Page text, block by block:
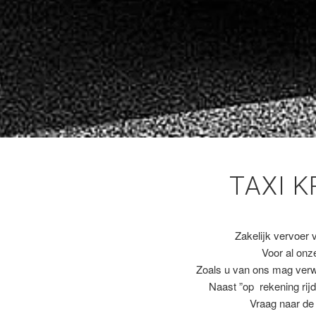
TAXI
Zakelijk vervoer
Voor al
Zoals u van ons mag
Naast ”op rekening
Vraag naar